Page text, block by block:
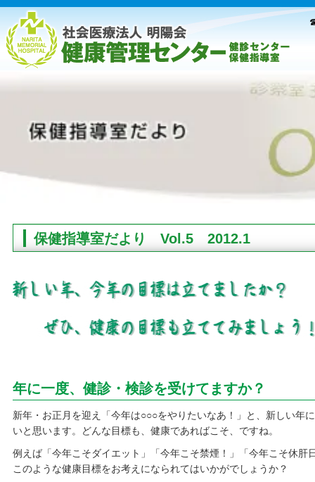
保健指導室だより Vol.5 2012.1
年に一度、健診・検診を受けてますか？
新年・お正月を迎え「今年は○○○をやりたいなあ！」と、新しい年
いと思います。どんな目標も、健康であればこそ、ですね。
例えば「今年こそダイエット」「今年こそ禁煙！」「今年こそ休肝
このような健康目標をお考えになられてはいかがでしょうか？